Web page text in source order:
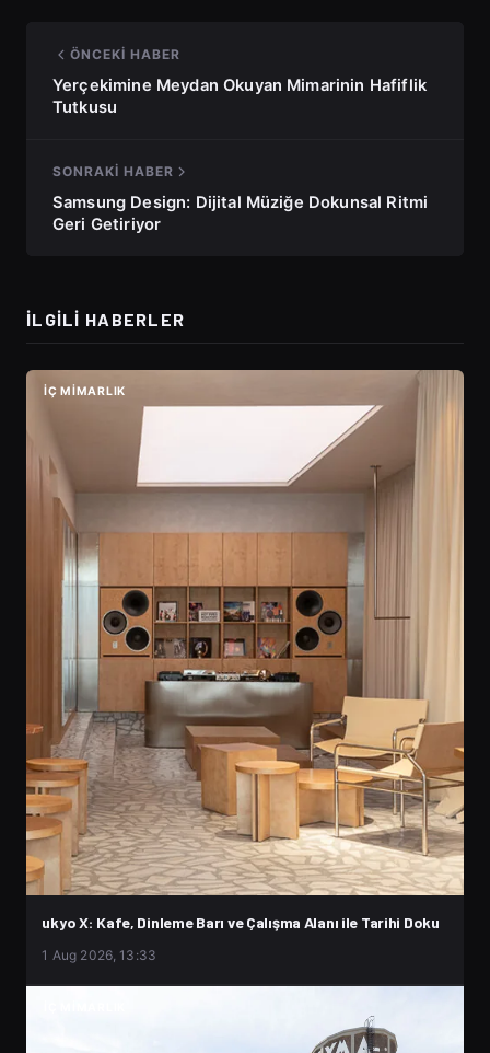
ÖNCEKI HABER
Yerçekimine Meydan Okuyan Mimarinin Hafiflik
Tutkusu
SONRAKI HABER
Samsung Design: Dijital Müziğe Dokunsal Ritmi
Geri Getiriyor
İLGILI HABERLER
İÇ MIMARLIK
ukyo X: Kafe, Dinleme Barı ve Çalışma Alanı ile Tarihi Doku
1 Aug 2026, 13:33